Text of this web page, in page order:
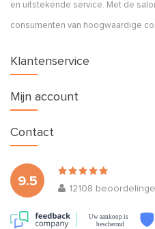
en uitstekende service. Met de
consumenten van hoogwaardige
Klantenservice
Mijn account
9.5
12108
Uw aankoop is
beschermd
Contact